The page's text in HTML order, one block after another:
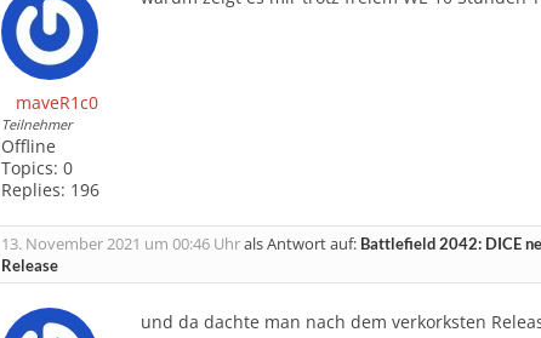
maveR1c0
Teilnehmer
Offline
Topics: 0
Replies: 196
13. November 2021 um 00:46 Uhrals Antwort auf: Battlefield 2042: DICE
Release
und da dachte man nach dem verkorksten